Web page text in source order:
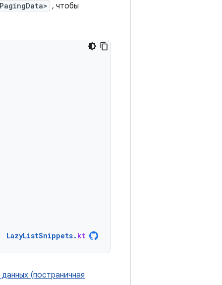
, чтобы
LazyListSnippets. kt
(постраничная